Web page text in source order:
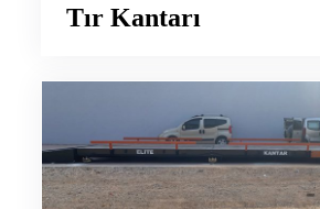
Tır Kantarı